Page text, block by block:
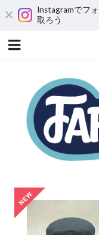
Instagramでフ
取ろう